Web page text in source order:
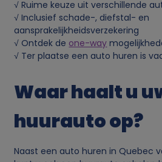
√ Ruime keuze uit verschillende
√ Inclusief schade-, diefstal- en
aansprakelijkheidsverzekering
√ Ontdek de one-way
√ Ter plaatse een auto huren is
Waar haalt u
huurauto op?
Naast een auto huren in Quebec
s
p
r
s